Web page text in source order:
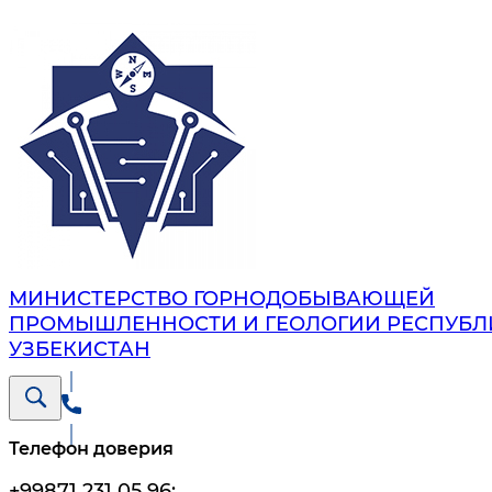
МИНИСТЕРСТВО ГОРНОДОБЫВАЮЩЕЙ
ПРОМЫШЛЕННОСТИ И ГЕОЛОГИИ
УЗБЕКИСТАН
Телефон доверия